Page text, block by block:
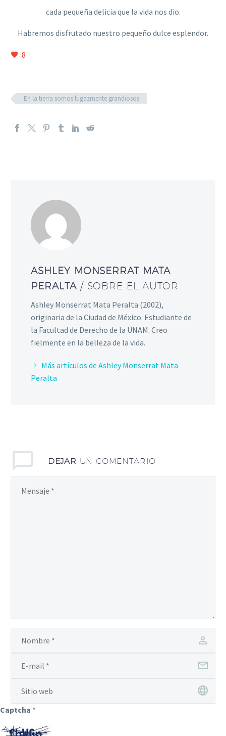
cada pequeña delicia que la vida nos dio.
Habremos disfrutado nuestro pequeño dulce esplendor.
8
En la tierra somos fugazmente grandiosos
ASHLEY MONSERRAT MATA
PERALTA / SOBRE EL AUTOR
Ashley Monserrat Mata Peralta (2002),
originaria de la Ciudad de México. Estudiante de
la Facultad de Derecho de la UNAM. Creo
fielmente en la belleza de la vida.
Más artículos de Ashley Monserrat Mata
Peralta
DEJAR UN COMENTARIO
Captcha *